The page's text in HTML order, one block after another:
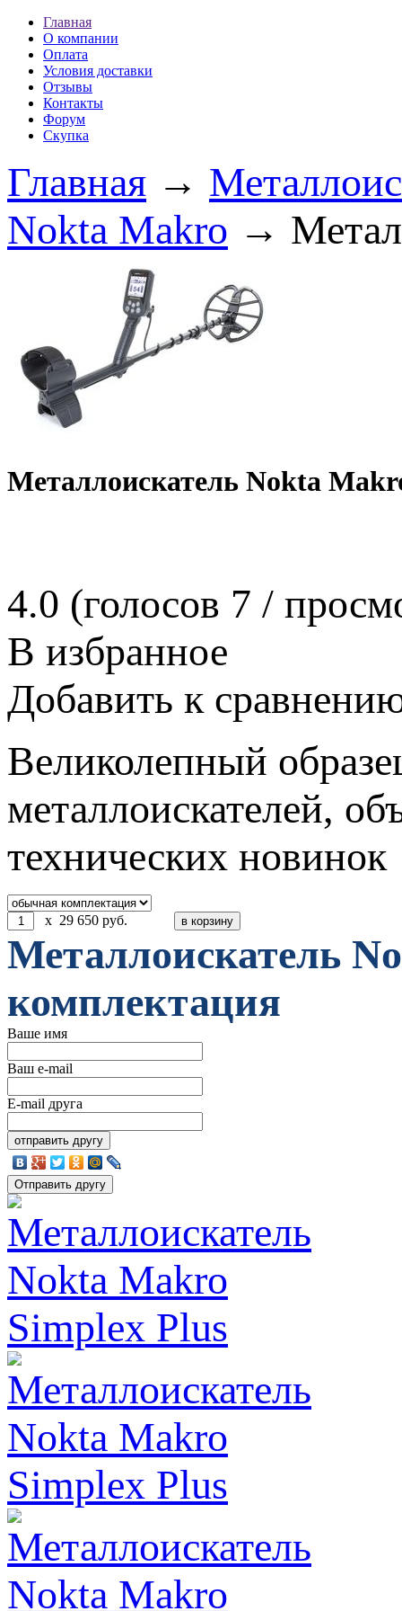
Главная
О компании
Оплата
Условия доставки
Отзывы
Контакты
Форум
Скупка
Главная →
Nokta Makro →
Металлоискатель Nokta
4.0 (голосов 7 /
В избранное
Добавить к
Великолепный
металлоискателей,
технических новинок
x 29 650 руб.
Металлоискатель
комплектация
Ваше имя
Ваш e-mail
E-mail друга